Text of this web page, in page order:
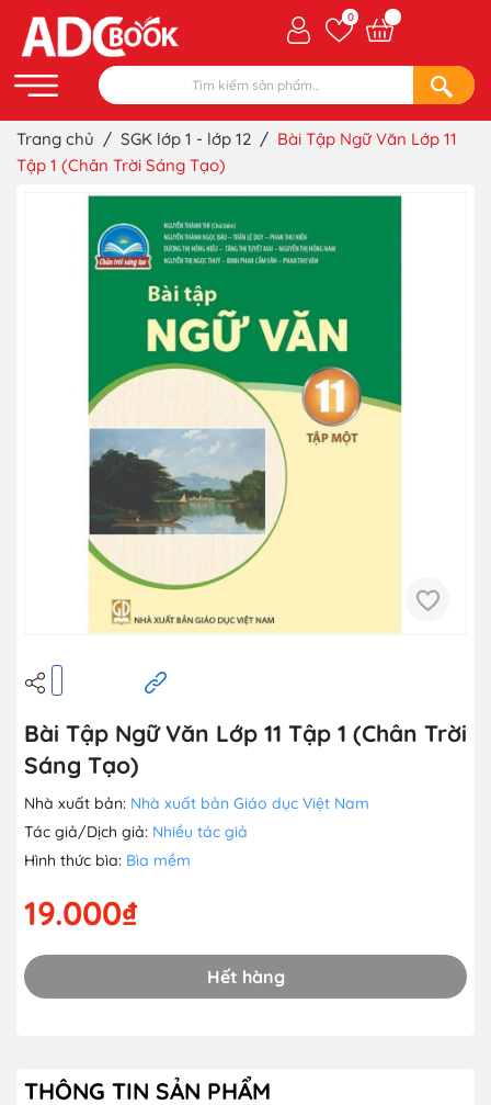
0
Trang chủ / SGK lớp 1 - lớp 12 / Bài Tập Ngữ Văn Lớp 11
Tập 1 (Chân Trời Sáng Tạo)
Bài Tập Ngữ Văn Lớp 11 Tập 1 (Chân Trời
Sáng Tạo)
Nhà xuất bản: Nhà xuất bản Giáo dục Việt Nam
Tác giả/Dịch giả: Nhiều tác giả
Hình thức bìa: Bìa mềm
19.000₫
Hết hàng
THÔNG TIN SẢN PHẨM